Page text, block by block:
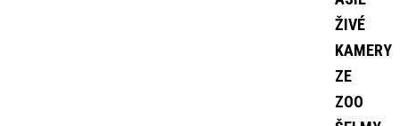
ŽIVÉ
KAMERY
ZE
ZOO